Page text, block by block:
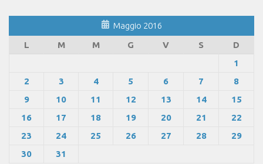
Maggio 2016
L
M M G V S
D
1
2
3 4 5 6 7
8
9
10 11 12 13 14
15
16
17 18 19 20 21
22
23
24 25 26 27 28
29
30
31